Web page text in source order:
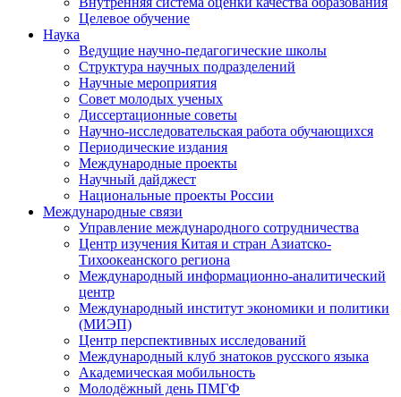
Целевое обучение
Наука
Ведущие научно-педагогические школы
Структура научных подразделений
Научные мероприятия
Совет молодых ученых
Диссертационные советы
Научно-исследовательская работа обучающихся
Периодические издания
Международные проекты
Научный дайджест
Национальные проекты России
Международные связи
Управление международного сотрудничества
Центр изучения Китая и стран Азиатско-
Тихоокеанского региона
Международный информационно-аналитический
центр
Международный институт экономики и политики
(МИЭП)
Центр перспективных исследований
Международный клуб знатоков русского языка
Академическая мобильность
Молодёжный день ПМГФ